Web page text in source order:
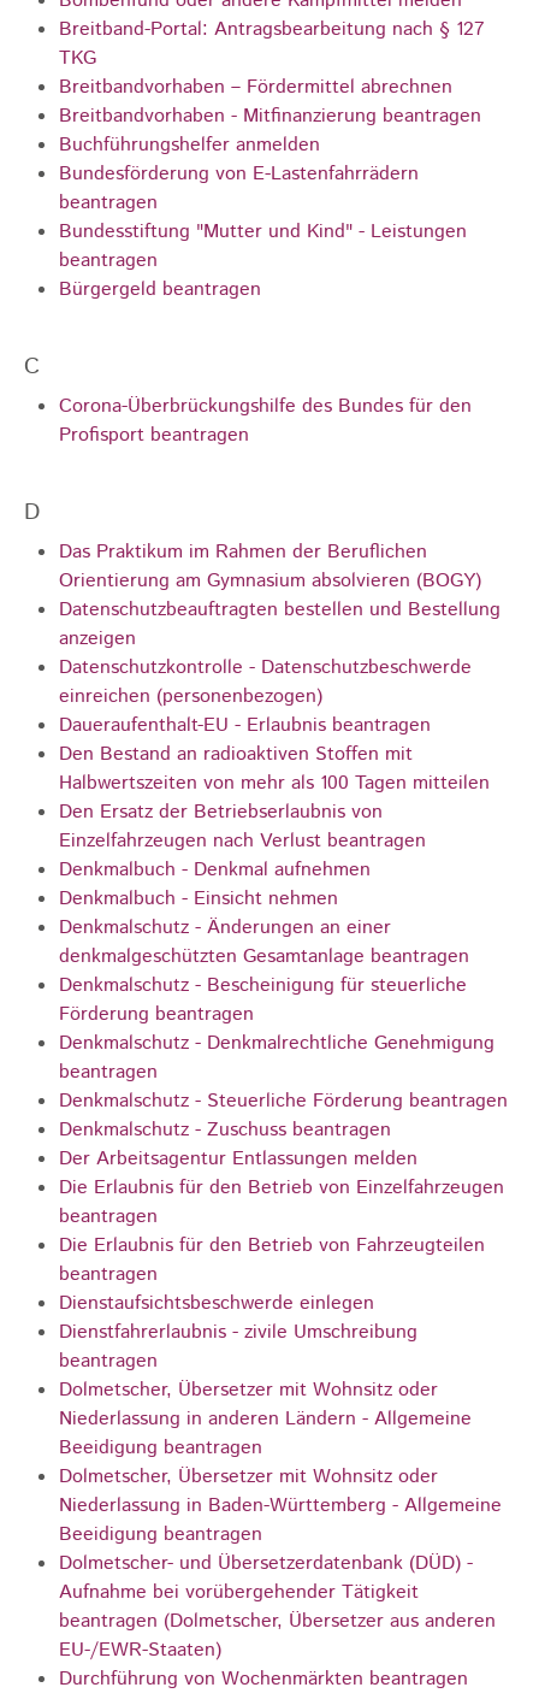
Breitband-Portal: Antragsbearbeitung nach § 127
TKG
Breitbandvorhaben – Fördermittel abrechnen
Breitbandvorhaben - Mitfinanzierung beantragen
Buchführungshelfer anmelden
Bundesförderung von E-Lastenfahrrädern
beantragen
Bundesstiftung "Mutter und Kind" - Leistungen
beantragen
Bürgergeld beantragen
C
Corona-Überbrückungshilfe des Bundes für den
Profisport beantragen
D
Das Praktikum im Rahmen der Beruflichen
Orientierung am Gymnasium absolvieren (BOGY)
Datenschutzbeauftragten bestellen und Bestellung
anzeigen
Datenschutzkontrolle - Datenschutzbeschwerde
einreichen (personenbezogen)
Daueraufenthalt-EU - Erlaubnis beantragen
Den Bestand an radioaktiven Stoffen mit
Halbwertszeiten von mehr als 100 Tagen mitteilen
Den Ersatz der Betriebserlaubnis von
Einzelfahrzeugen nach Verlust beantragen
Denkmalbuch - Denkmal aufnehmen
Denkmalbuch - Einsicht nehmen
Denkmalschutz - Änderungen an einer
denkmalgeschützten Gesamtanlage beantragen
Denkmalschutz - Bescheinigung für steuerliche
Förderung beantragen
Denkmalschutz - Denkmalrechtliche Genehmigung
beantragen
Denkmalschutz - Steuerliche Förderung beantragen
Denkmalschutz - Zuschuss beantragen
Der Arbeitsagentur Entlassungen melden
Die Erlaubnis für den Betrieb von Einzelfahrzeugen
beantragen
Die Erlaubnis für den Betrieb von Fahrzeugteilen
beantragen
Dienstaufsichtsbeschwerde einlegen
Dienstfahrerlaubnis - zivile Umschreibung
beantragen
Dolmetscher, Übersetzer mit Wohnsitz oder
Niederlassung in anderen Ländern - Allgemeine
Beeidigung beantragen
Dolmetscher, Übersetzer mit Wohnsitz oder
Niederlassung in Baden-Württemberg - Allgemeine
Beeidigung beantragen
Dolmetscher- und Übersetzerdatenbank (DÜD) -
Aufnahme bei vorübergehender Tätigkeit
beantragen (Dolmetscher, Übersetzer aus anderen
EU-/EWR-Staaten)
Durchführung von Wochenmärkten beantragen